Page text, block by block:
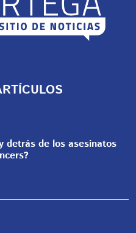
detrás de los asesinatos